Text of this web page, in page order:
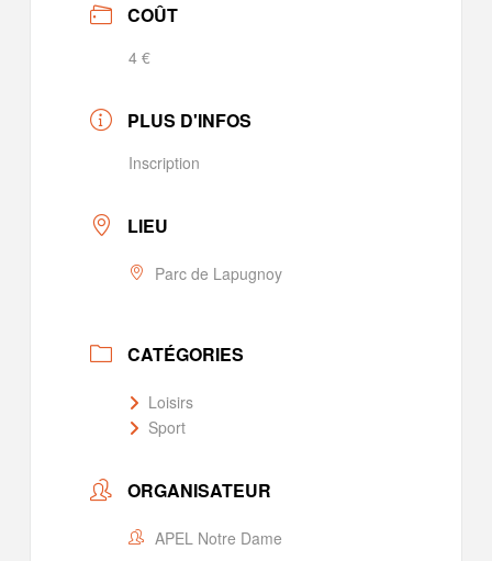
COÛT
4 €
PLUS D'INFOS
Inscription
LIEU
Parc de Lapugnoy
CATÉGORIES
Loisirs
Sport
ORGANISATEUR
APEL Notre Dame